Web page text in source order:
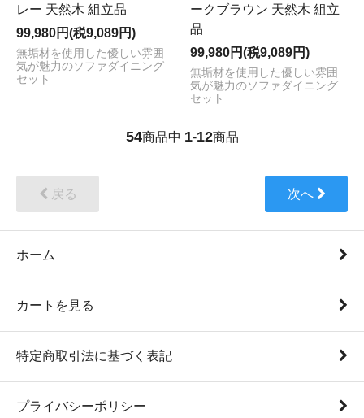
レー 天然木 組立品
99,980円(税9,089円)
無垢材を使用した優しい雰囲
気が魅力のソファダイニング
セット
ークブラウン 天然木 組立
品
99,980円(税9,089円)
無垢材を使用した優しい雰囲
気が魅力のソファダイニング
セット
54商品中 1-12商品
戻る 次へ
ホーム
カートを見る
特定商取引法に基づく表記
プライバシーポリシー